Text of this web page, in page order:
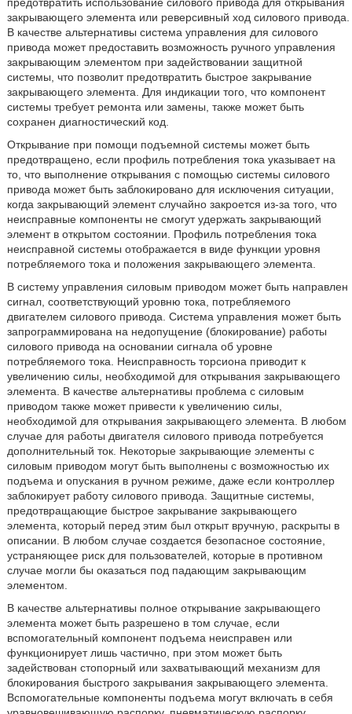
закрывающего элемента или реверсивный ход силового привода.
В качестве альтернативы система управления для силового
привода может предоставить возможность ручного управления
закрывающим элементом при задействовании защитной
системы, что позволит предотвратить быстрое закрывание
закрывающего элемента. Для индикации того, что компонент
системы требует ремонта или замены, также может быть
сохранен диагностический код.
Открывание при помощи подъемной системы может быть
предотвращено, если профиль потребления тока указывает на
то, что выполнение открывания с помощью системы силового
привода может быть заблокировано для исключения ситуации,
когда закрывающий элемент случайно закроется из-за того, что
неисправные компоненты не смогут удержать закрывающий
элемент в открытом состоянии. Профиль потребления тока
неисправной системы отображается в виде функции уровня
потребляемого тока и положения закрывающего элемента.
В систему управления силовым приводом может быть направлен
сигнал, соответствующий уровню тока, потребляемого
двигателем силового привода. Система управления может быть
запрограммирована на недопущение (блокирование) работы
силового привода на основании сигнала об уровне
потребляемого тока. Неисправность торсиона приводит к
увеличению силы, необходимой для открывания закрывающего
элемента. В качестве альтернативы проблема с силовым
приводом также может привести к увеличению силы,
необходимой для открывания закрывающего элемента. В любом
случае для работы двигателя силового привода потребуется
дополнительный ток. Некоторые закрывающие элементы с
силовым приводом могут быть выполнены с возможностью их
подъема и опускания в ручном режиме, даже если контроллер
заблокирует работу силового привода. Защитные системы,
предотвращающие быстрое закрывание закрывающего
элемента, который перед этим был открыт вручную, раскрыты в
описании. В любом случае создается безопасное состояние,
устраняющее риск для пользователей, которые в противном
случае могли бы оказаться под падающим закрывающим
элементом.
В качестве альтернативы полное открывание закрывающего
элемента может быть разрешено в том случае, если
вспомогательный компонент подъема неисправен или
функционирует лишь частично, при этом может быть
задействован стопорный или захватывающий механизм для
блокирования быстрого закрывания закрывающего элемента.
Вспомогательные компоненты подъема могут включать в себя